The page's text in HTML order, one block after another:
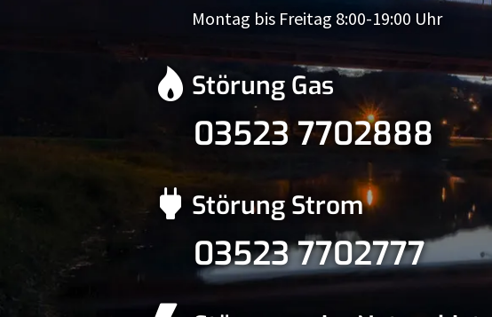
Montag bis Freitag 8:00-19:00 Uhr
Störung Gas
03523 7702888
Störung Strom
03523 7702777